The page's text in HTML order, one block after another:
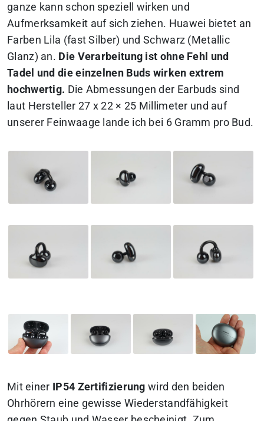
ganze kann schon speziell wirken und
Aufmerksamkeit auf sich ziehen. Huawei bietet an
Farben Lila (fast Silber) und Schwarz (Metallic
Glanz) an. Die Verarbeitung ist ohne Fehl und
Tadel und die einzelnen Buds wirken extrem
hochwertig. Die Abmessungen der Earbuds sind
laut Hersteller 27 x 22 × 25 Millimeter und auf
unserer Feinwaage lande ich bei 6 Gramm pro Bud.
Mit einer IP54 Zertifizierung wird den beiden
Ohrhörern eine gewisse Wiederstandfähigkeit